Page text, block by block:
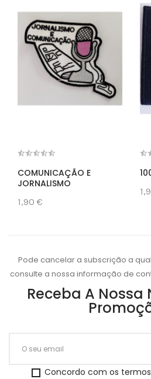
COMUNICAÇÃO E
JORNALISMO
1,90 €
Pode cancelar a subscrição a
consulte a nossa informação de
Receba A Nossa
Concordo com os